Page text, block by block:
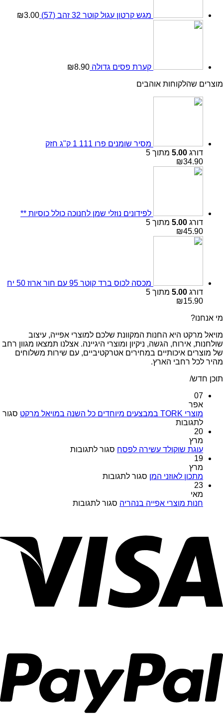
מגש קרטון עגול קוטר 32 זהב (57) ₪3.00
קערת פסים גדולה ₪8.90
מוצרים שהלקוחות אוהבים
מסיר שומנים פרו 111 1 ק"ג חזק
דורג 5.00 מתוך 5
₪34.90
לפידונים נוזלי שמן לחנוכה כולל כוסיות **
דורג 5.00 מתוך 5
₪45.90
מכסה לכוס ברד קוטר 95 עם חור ארוז 50 יח
דורג 5.00 מתוך 5
₪15.90
מי אנחנו?
מויאל מרקט היא החנות המקוונת שלכם למוצרי אפייה, עיצוב
שולחנות, אירוח, הגשה, ניקיון ומוצרי היגיינה. אצלנו תמצאו מגוון רחב
של מוצרים איכותיים במחירים אטרקטיביים, עם שירות משלוחים
מהיר לכל רחבי הארץ.
תוכן חדש/
07
אפר
מוצרי TORK במבצעים מיוחדים כל השנה במויאל מרקט
סגור
לתגובותעל
במבצעים
השנה
20
מרץ
עוגת שוקולד עשירה לפסח סגור לתגובותעל
19
מרץ
מתכון לאוזני המן סגור לתגובותעל
המן
23
מאי
חנות מוצרי אפייה בנהריה סגור לתגובותעל
בנהריה